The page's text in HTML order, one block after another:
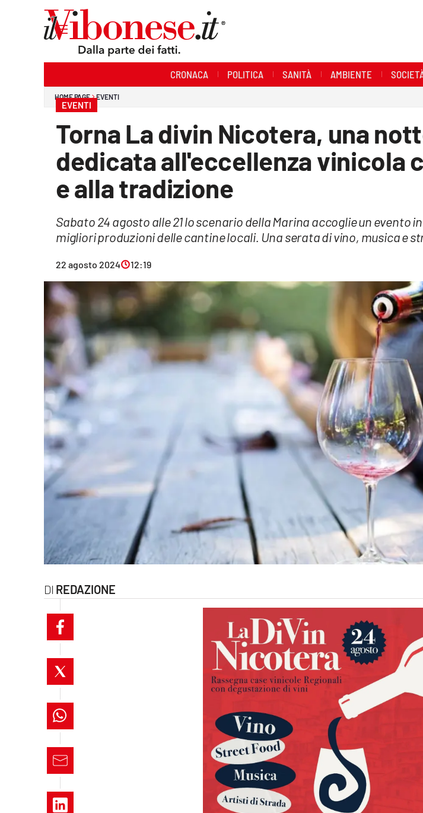
Streaming
Lac Network
ilvibonese.it
catanzarochannel.it
lacapitalenews.it
CRONACA POLITICA SANITÀ AMBIENTE
HOME PAGE EVENTI
EVENTI
Torna La divin Nicotera, una
dedicata all'eccellenza vinicola
e alla tradizione
Sabato 24 agosto alle 21 lo scenario della Marina accoglie un evento
migliori produzioni delle cantine locali. Una serata di vino, musica e
22 agosto 2024 12:19
REDAZIONE